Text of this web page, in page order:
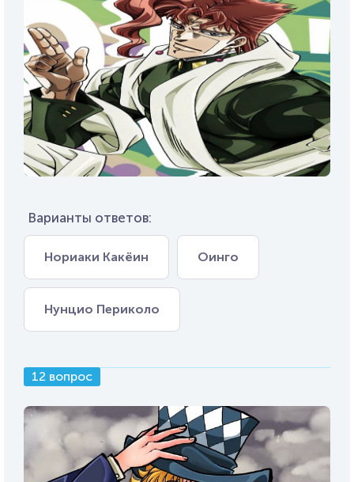
Варианты ответов:
Нориаки Какёин Оинго
Нунцио Периколо
12 вопрос